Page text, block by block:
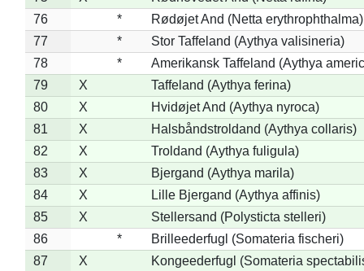
76
*
Rødøjet And (Netta erythrophthalma)
77
*
Stor Taffeland (Aythya valisineria)
78
*
Amerikansk Taffeland (Aythya
79
X
Taffeland (Aythya ferina)
80
X
Hvidøjet And (Aythya nyroca)
81
X
Halsbåndstroldand (Aythya collaris)
82
X
Troldand (Aythya fuligula)
83
X
Bjergand (Aythya marila)
84
X
Lille Bjergand (Aythya affinis)
85
X
Stellersand (Polysticta stelleri)
86
*
Brilleederfugl (Somateria fischeri)
87
X
Kongeederfugl (Somateria